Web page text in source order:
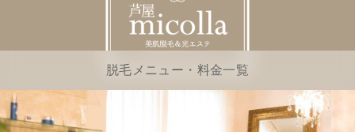
脱毛メニュー・料金一覧